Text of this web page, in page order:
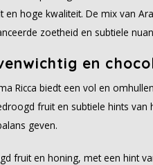
en hoge kwaliteit. De mix van
zoetheid en subtiele
en
Ricca biedt een vol en
fruit en subtiele hints van
geven.
fruit en honing, met een hint